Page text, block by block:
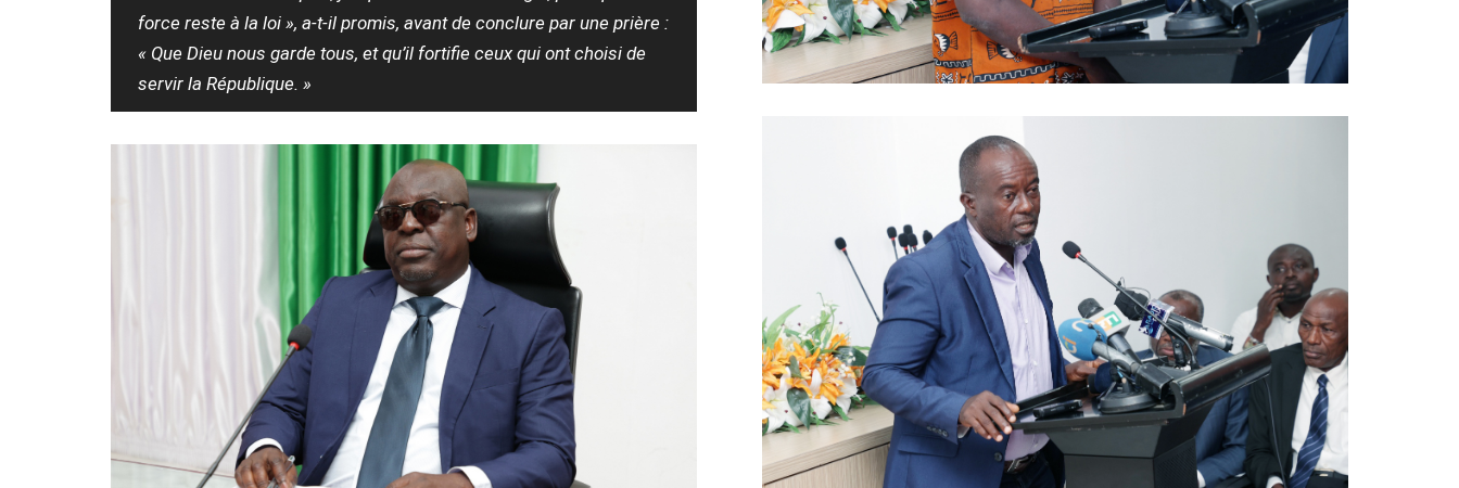
force reste à la loi », a-t-il promis, avant de conclure par une prière :
« Que Dieu nous garde tous, et qu’il fortifie ceux qui ont choisi de
servir la République. »